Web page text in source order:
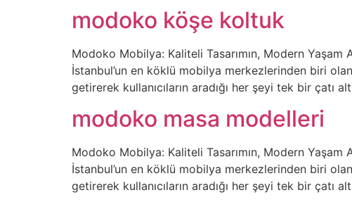
modoko köşe koltuk
Modoko Mobilya: Kaliteli Tasarımın, Modern
İstanbul’un en köklü mobilya merkezlerinden biri
getirerek kullanıcıların aradığı her şeyi tek bir çatı
modoko masa modelleri
Modoko Mobilya: Kaliteli Tasarımın, Modern
İstanbul’un en köklü mobilya merkezlerinden biri
getirerek kullanıcıların aradığı her şeyi tek bir çatı